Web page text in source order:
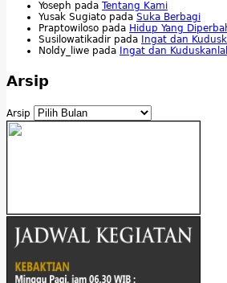
Yoseph pada Tentang Kami
Yusak Sugiato pada Suka Berbagi
Praptowiloso pada Hidup Yang
Susilowatikadir pada
Ingat dan
Noldy_liwe pada Ingat dan
Arsip
Arsip